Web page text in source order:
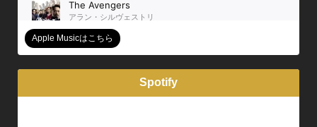
Apple Musicはこちら
Spotify